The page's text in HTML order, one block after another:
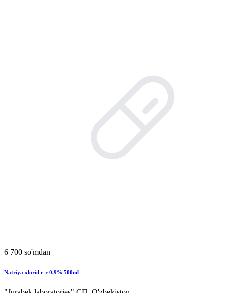
6 700 so'mdan
Natriya xlorid r-r 0,9% 500ml